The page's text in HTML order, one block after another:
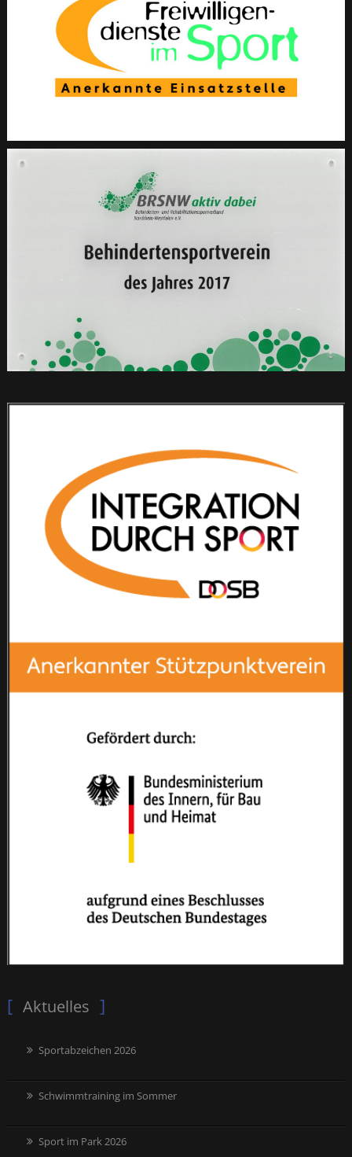
Aktuelles
Sportabzeichen 2026
Schwimmtraining im Sommer
Sport im Park 2026